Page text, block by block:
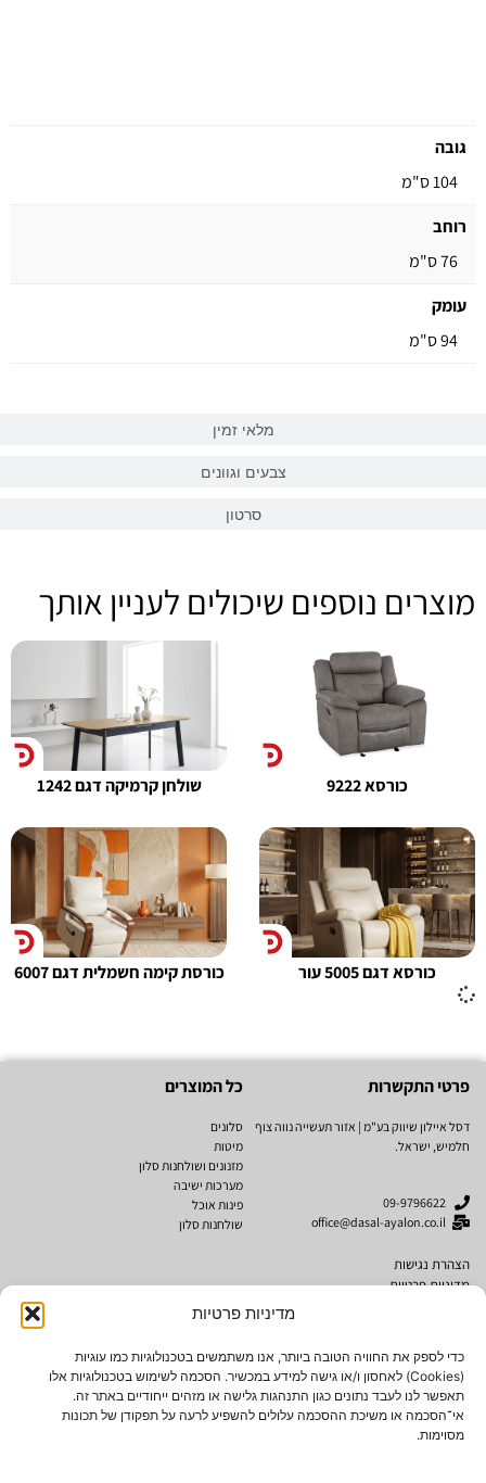
מדיניות פרטיות
כדי לספק את החוויה הטובה ביותר, אנו משתמשים בטכנולוגיות כמו עוגיות
(Cookies) לאחסון ו/או גישה למידע במכשיר. הסכמה לשימוש בטכנולוגיות אלו
תאפשר לנו לעבד נתונים כגון התנהגות גלישה או מזהים ייחודיים באתר זה.
אי־הסכמה או משיכת ההסכמה עלולים להשפיע לרעה על תפקודן של תכונות
מסוימות.
מלאי זמין
צבעים וגוונים
סרטון
גובה
104 ס"מ
רוחב
76 ס"מ
עומק
94 ס"מ
מוצרים נוספים שיכולים לעניין אותך
כורסא 9222 שולחן קרמיקה דגם 1242
כורסא דגם 5005 עור כורסת קימה חשמלית דגם 6007
פרטי התקשרות
דסל איילון שיווק בע"מ | אזור תעשייה נווה צוף
חלמיש, ישראל.
09-9796622
office@dasal-ayalon.co.il
הצהרת נגישות
מדיניות פרטיות
כל המוצרים
סלונים
מיטות
מזנונים ושולחנות סלון
מערכות ישיבה
פינות אוכל
שולחנות סלון
Cubo Rosso
AMERICAN SOFA